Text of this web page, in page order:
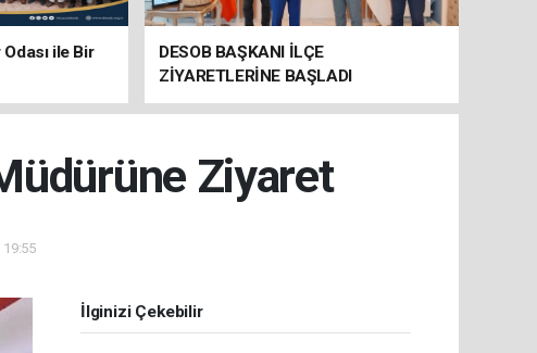
Odası ile Bir
DESOB BAŞKANI İLÇE
ZİYARETLERİNE BAŞLADI
Ziyaret
19:55
İlginizi Çekebilir